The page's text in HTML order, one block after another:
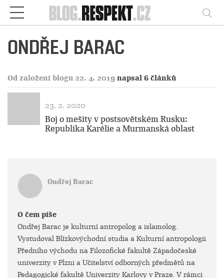
Respekt
ONDŘEJ BARAC
Od založení blogu 22. 4. 2019 napsal 6 článků
23. 2. 2020
Boj o mešity v postsovětském Rusku:
Republika Karélie a Murmanská oblast
Ondřej Barac
O čem píše
Ondřej Barac je kulturní antropolog a islamolog.
Vystudoval Blízkovýchodní studia a Kulturní antropologii
Předního východu na Filozofické fakultě Západočeské
univerzity v Plzni a Učitelství odborných předmětů na
Pedagogické fakultě Univerzity Karlovy v Praze. V rámci